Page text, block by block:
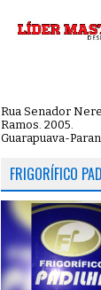
Rua Senador
Ramos. 2005.
Guarapuava-
FRIGORÍFICO